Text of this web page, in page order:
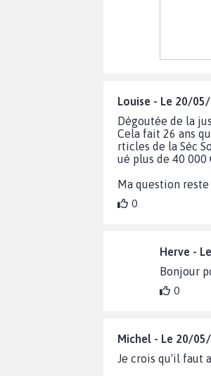
Louise - Le 20/
Dégoutée de la
Cela fait 26 ans
rticles de la Séc
ué plus de 40 000
Ma question
0
Herve -
Bonjour
0
Michel - Le 20/
Je crois qu'il faut